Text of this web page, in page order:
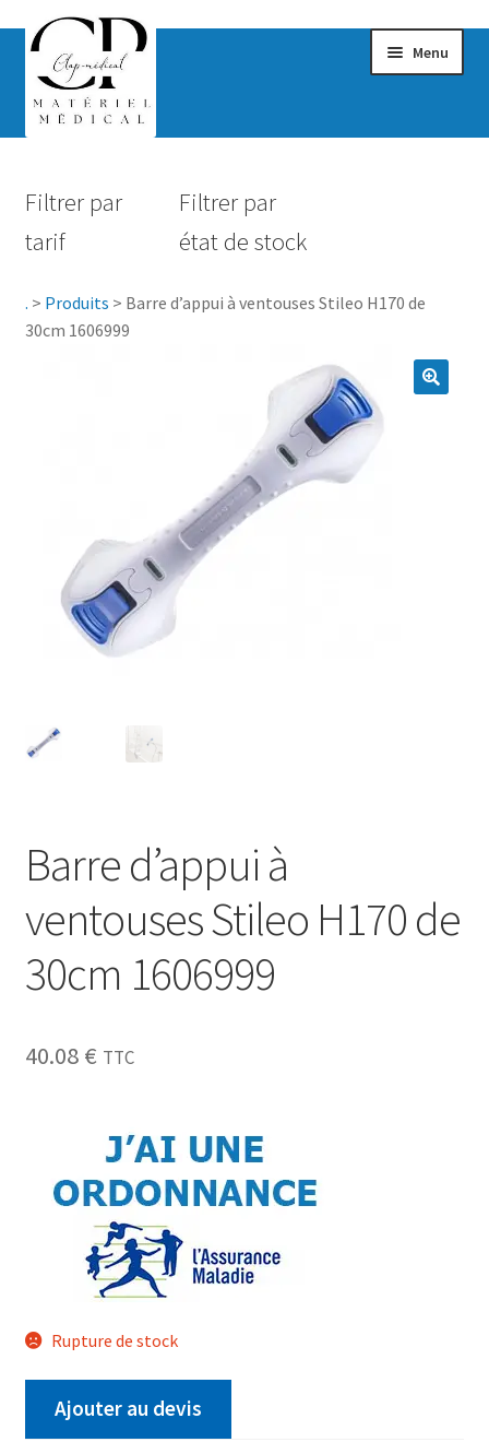
Menu
Hygiène
Pro.
0.00 €
Filtrer par
tarif
Filtrer par
état de stock
. > Produits > Barre d’appui à ventouses Stileo H170 de
30cm 1606999
Barre d’appui à
ventouses Stileo H170 de
30cm 1606999
40.08 € TTC
Rupture de stock
Ajouter au devis